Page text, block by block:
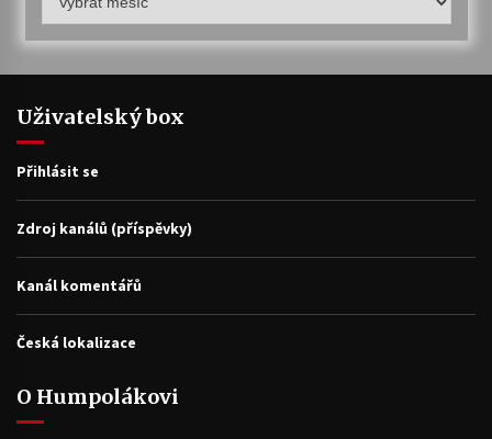
archiv
Uživatelský box
Přihlásit se
Zdroj kanálů (příspěvky)
Kanál komentářů
Česká lokalizace
O Humpolákovi